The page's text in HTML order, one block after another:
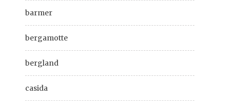
barmer
bergamotte
bergland
casida